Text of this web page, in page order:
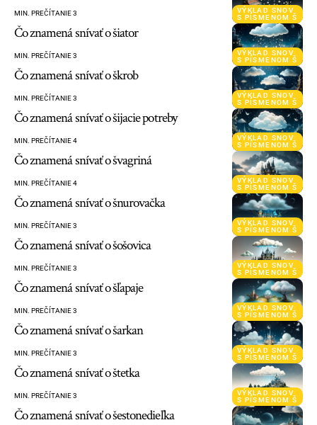
VÝKLAD SNOV
S PÍSMENOM Š
MIN. PREČÍTANIE 3
VÝKLAD SNOV
S PÍSMENOM Š
Čo znamená snívať o šiator
MIN. PREČÍTANIE 3
VÝKLAD SNOV
S PÍSMENOM Š
Čo znamená snívať o škrob
MIN. PREČÍTANIE 3
VÝKLAD SNOV
S PÍSMENOM Š
Čo znamená snívať o šijacie potreby
MIN. PREČÍTANIE 4
VÝKLAD SNOV
S PÍSMENOM Š
Čo znamená snívať o švagriná
MIN. PREČÍTANIE 4
VÝKLAD SNOV
S PÍSMENOM Š
Čo znamená snívať o šnurovačka
MIN. PREČÍTANIE 3
VÝKLAD SNOV
S PÍSMENOM Š
Čo znamená snívať o šošovica
MIN. PREČÍTANIE 3
VÝKLAD SNOV
S PÍSMENOM Š
Čo znamená snívať o šľapaje
MIN. PREČÍTANIE 3
VÝKLAD SNOV
S PÍSMENOM Š
Čo znamená snívať o šarkan
MIN. PREČÍTANIE 3
VÝKLAD SNOV
S PÍSMENOM Š
Čo znamená snívať o štetka
MIN. PREČÍTANIE 3
Čo znamená snívať o šestonedieľka